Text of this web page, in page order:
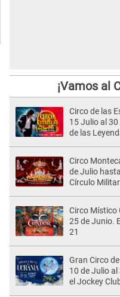
¡Vamos al
Circo de las
15 Julio al
de las
Circo
de Julio
Círculo
Circo Místico
25 de Junio.
21
Gran Circo
10 de Julio al
el Jockey